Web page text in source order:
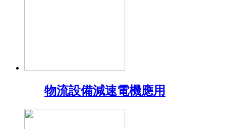
物流設備減速電機應用